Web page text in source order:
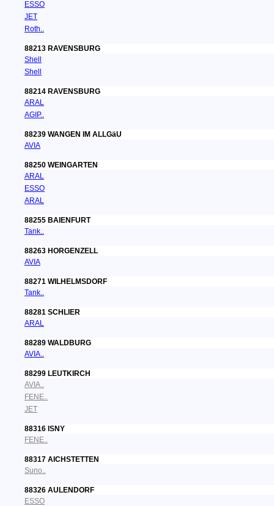
ESSO
JET
Roth..
88213 RAVENSBURG
Shell
Shell
88214 RAVENSBURG
ARAL
AGIP..
88239 WANGEN IM ALLGäU
AVIA
88250 WEINGARTEN
ARAL
ESSO
ARAL
88255 BAIENFURT
Tank..
88263 HORGENZELL
AVIA
88271 WILHELMSDORF
Tank..
88281 SCHLIER
ARAL
88289 WALDBURG
AVIA..
88299 LEUTKIRCH
AVIA..
FENE..
JET
88316 ISNY
FENE..
88317 AICHSTETTEN
Suno..
88326 AULENDORF
ESSO